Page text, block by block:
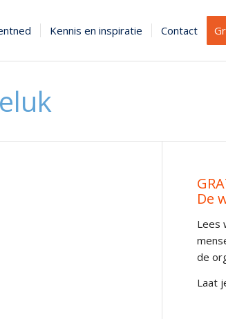
Kennis en inspiratie Contact
De
Lees
de
Laat